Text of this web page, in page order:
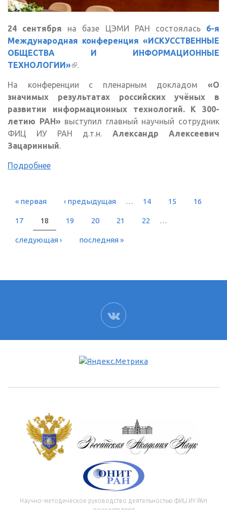
24 сентября на базе ЦЭМИ РАН состоялась 6-я
Международная конференция «ИСКУССТВЕННЫЕ
ОБЩЕСТВА И ИНФОРМАЦИОННЫЕ
ТЕХНОЛОГИИ»(внешняя ссылка)
.
На конференции с пленарным докладом «О
значимых результатах российских учёных в
развитии информационных технологий. К 300-
летию РАН» выступил главный научный сотрудник
ФИЦ ИУ РАН д.т.н. Александр Алексеевич
Зацаринный.
Подробнее
СТРАНИЦЫ
« первая ‹ предыдущая … 14 15 16
17 18 19 20 21 22 …
следующая › последняя »
ВК
Научно-методическое руководство деятельностью ФИЦ ИУ РАН